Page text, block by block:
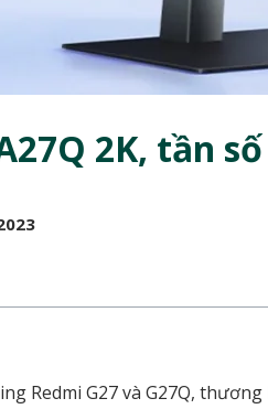
2K, tần
Redmi G27 và G27Q,